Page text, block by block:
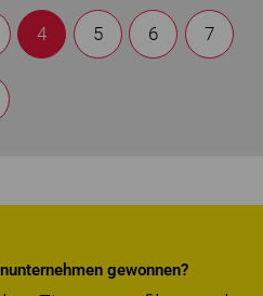
4 5 6 7
gewonnen?